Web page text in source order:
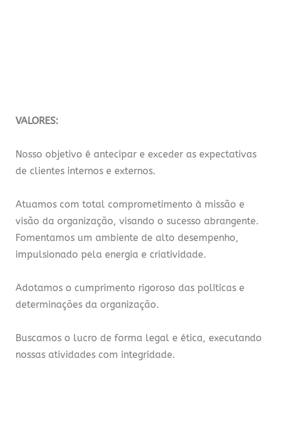
VALORES:
Nosso objetivo é antecipar e exceder as expectativas
de clientes internos e externos.
Atuamos com total comprometimento à missão e
visão da organização, visando o sucesso abrangente.
Fomentamos um ambiente de alto desempenho,
impulsionado pela energia e criatividade.
Adotamos o cumprimento rigoroso das políticas e
determinações da organização.
Buscamos o lucro de forma legal e ética, executando
nossas atividades com integridade.